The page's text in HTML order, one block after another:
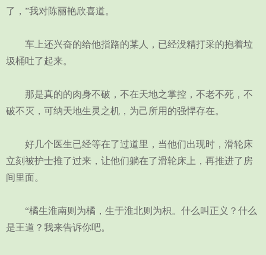
了，”我对陈丽艳欣喜道。
车上还兴奋的给他指路的某人，已经没精打采的抱着垃
圾桶吐了起来。
那是真的的肉身不破，不在天地之掌控，不老不死，不
破不灭，可纳天地生灵之机，为己所用的强悍存在。
好几个医生已经等在了过道里，当他们出现时，滑轮床
立刻被护士推了过来，让他们躺在了滑轮床上，再推进了房
间里面。
“橘生淮南则为橘，生于淮北则为枳。什么叫正义？什么
是王道？我来告诉你吧。